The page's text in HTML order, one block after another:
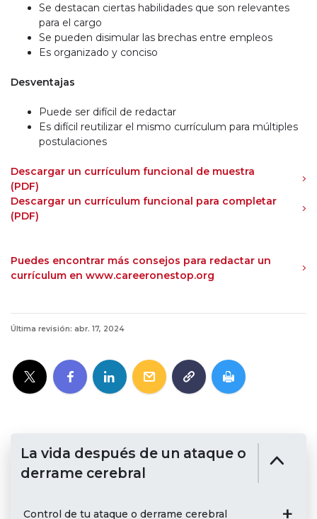
Se destacan ciertas habilidades que son relevantes
para el cargo
Se pueden disimular las brechas entre empleos
Es organizado y conciso
Desventajas
Puede ser difícil de redactar
Es difícil reutilizar el mismo currículum para múltiples
postulaciones
Descargar un currículum funcional de muestra
(PDF)
Descargar un currículum funcional para completar
(PDF)
Puedes encontrar más consejos para redactar un
currículum en www.careeronestop.org
Última revisión: abr. 17, 2024
La vida después de un ataque o
derrame cerebral
Control de tu ataque o derrame cerebral